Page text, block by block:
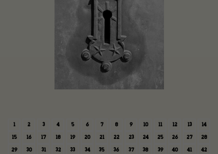
1 2 3 4 5 6 7 8 9 10 11 12 13 14
15 16 17 18 19 20 21 22 23 24 25 26 27 28
29 30 31 32 33 34 35 36 37 38 39 40 41 42